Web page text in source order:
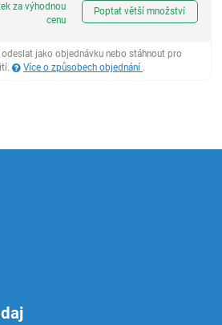
za výhodnou
cenu
Poptat větší množství
jako objednávku nebo stáhnout pro
Více o způsobech objednání .